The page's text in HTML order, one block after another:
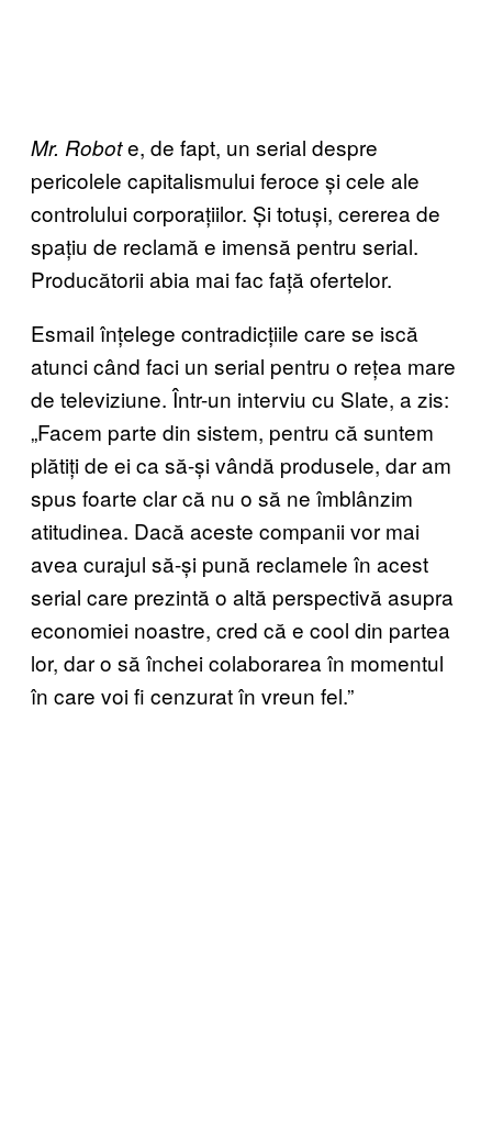
Mr. Robote, de fapt, un serial despre
pericolele capitalismului feroce și cele ale
controlului corporațiilor. Și totuși, cererea de
spațiu de reclamă e imensă pentru serial.
Producătorii abia mai fac față ofertelor.
Esmail înțelege contradicțiile care se iscă
atunci când faci un serial pentru o rețea mare
de televiziune. Într-un interviu cu Slate, a zis:
„Facem parte din sistem, pentru că suntem
plătiți de ei ca să-și vândă produsele, dar am
spus foarte clar că nu o să ne îmblânzim
atitudinea. Dacă aceste companii vor mai
avea curajul să-și pună reclamele în acest
serial care prezintă o altă perspectivă asupra
economiei noastre, cred că e cool din partea
lor, dar o să închei colaborarea în momentul
în care voi fi cenzurat în vreun fel.”